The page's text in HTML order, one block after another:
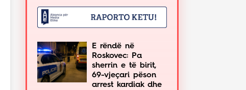
E rëndë në
Roskovec: Pa
sherrin e të birit,
69-vjeçari pëson
arrest kardiak dhe